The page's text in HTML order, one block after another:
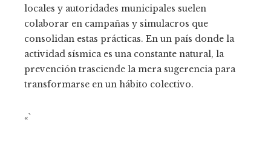
locales y autoridades municipales suelen
colaborar en campañas y simulacros que
consolidan estas prácticas. En un país donde la
actividad sísmica es una constante natural, la
prevención trasciende la mera sugerencia para
transformarse en un hábito colectivo.
«`